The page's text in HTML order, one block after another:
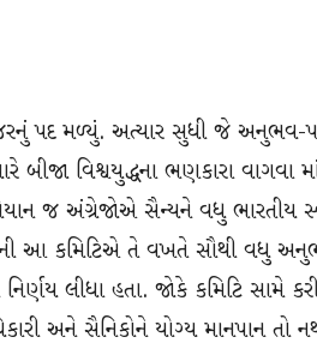
પદ મળ્યું. અત્યાર સુધી જે અનુભવ-
બીજા વિશ્વયુદ્ધના ભણકારા વાગવા
જ અંગ્રેજોએ સૈન્યને વધુ ભારતીય
આ કમિટિએ તે વખતે સૌથી વધુ
લીધા હતા. જોકે કમિટિ સામે
અને સૈનિકોને યોગ્ય માનપાન તો